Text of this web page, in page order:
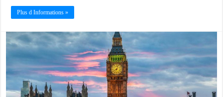
Plus d Informations »